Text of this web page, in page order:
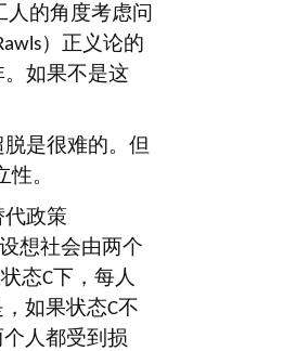
的角度考虑问
）正义论的
。如果不是这
是很难的。但
。
代政策
想社会由两个
状态C下，每人
，如果状态C不
个人都受到损